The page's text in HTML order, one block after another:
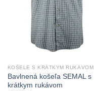
KOŠELE S KRÁTKYM RUKÁVOM
Bavlnená košeľa SEMAL s
krátkym rukávom